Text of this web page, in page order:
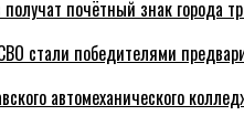
почётный знак города
стали победителями
автомеханического